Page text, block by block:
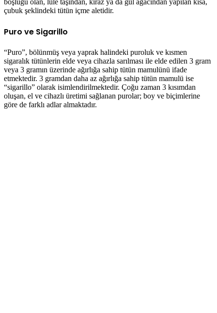
boşluğu olan, lüle taşından, kiraz ya da gül ağacından yapılan kısa,
çubuk şeklindeki tütün içme aletidir.
Puro ve Sigarillo
“Puro”, bölünmüş veya yaprak halindeki puroluk ve kısmen
sigaralık tütünlerin elde veya cihazla sarılması ile elde edilen 3 gram
veya 3 gramın üzerinde ağırlığa sahip tütün mamulünü ifade
etmektedir. 3 gramdan daha az ağırlığa sahip tütün mamulü ise
“sigarillo” olarak isimlendirilmektedir. Çoğu zaman 3 kısımdan
oluşan, el ve cihazlı üretimi sağlanan purolar; boy ve biçimlerine
göre de farklı adlar almaktadır.